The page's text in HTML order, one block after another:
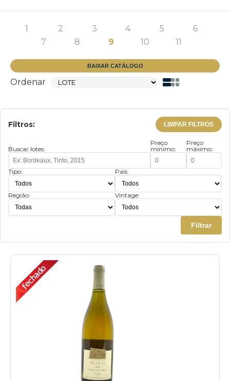
1 2 3 4 5
6
7
8 9 10 11
BAIXAR CATÁLOGO
Ordenar
Filtros: LIMPAR FILTROS
Buscar lotes:
Preço
mínimo:
Preço
máximo:
Tipo: País:
Região: Vintage:
Filtrar